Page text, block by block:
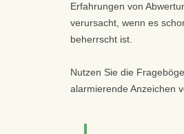
Erfahrungen von
verursacht, wenn es
beherrscht ist.
Nutzen Sie die
alarmierende Anzeichen